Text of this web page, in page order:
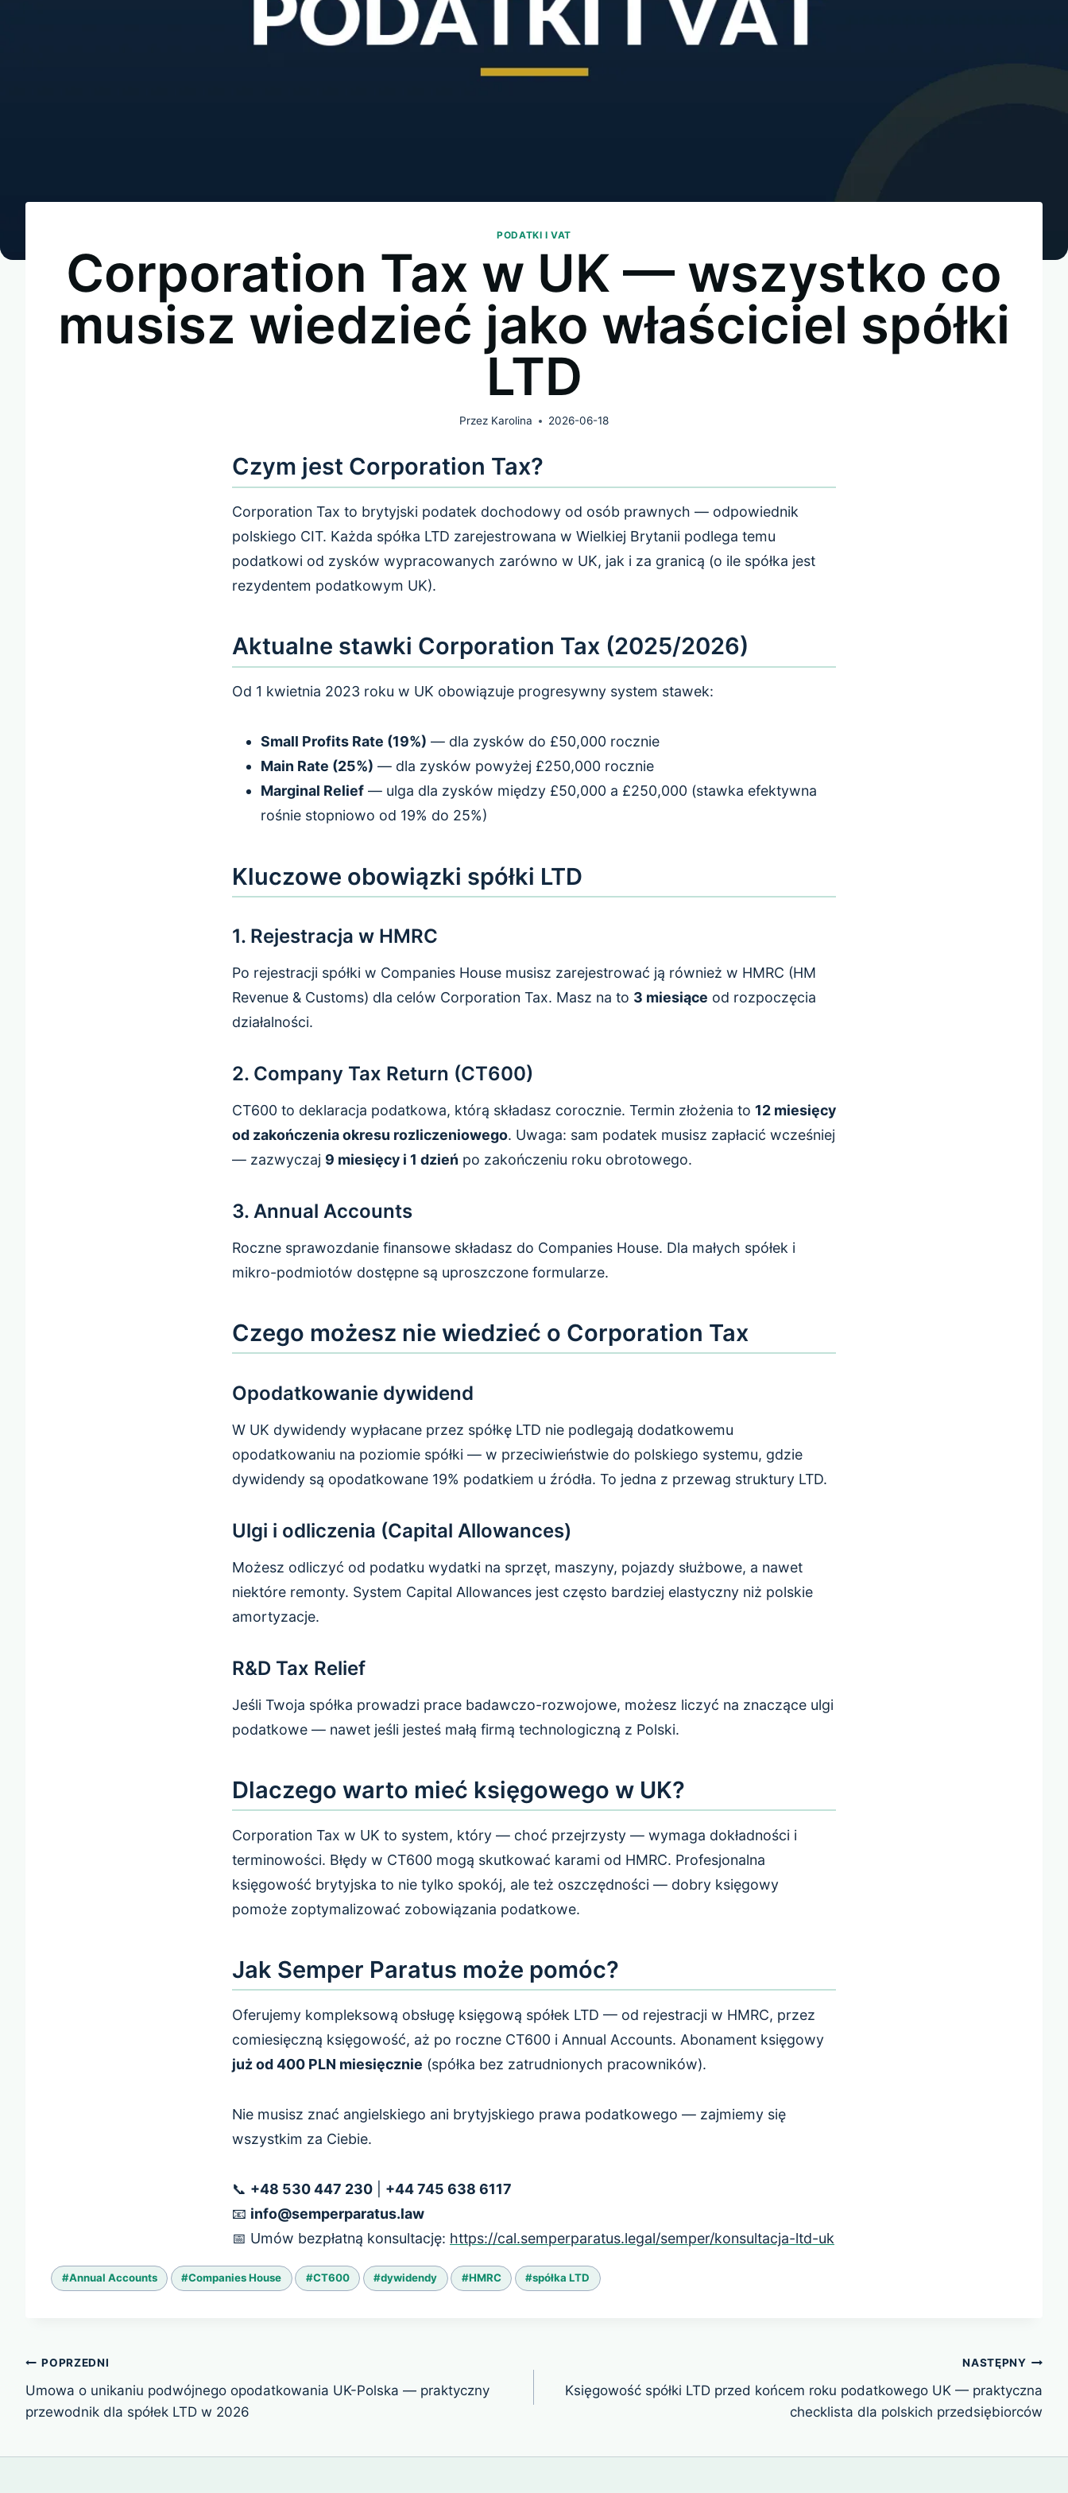
PODATKI I VAT
Corporation Tax w UK — wszystko co
musisz wiedzieć jako właściciel spółki
LTD
Przez Karolina 2026-06-18
Czym jest Corporation Tax?
Corporation Tax to brytyjski podatek dochodowy od osób prawnych — odpowiednik
polskiego CIT. Każda spółka LTD zarejestrowana w Wielkiej Brytanii podlega temu
podatkowi od zysków wypracowanych zarówno w UK, jak i za granicą (o ile spółka jest
rezydentem podatkowym UK).
Aktualne stawki Corporation Tax (2025/2026)
Od 1 kwietnia 2023 roku w UK obowiązuje progresywny system stawek:
Small Profits Rate (19%) — dla zysków do £50,000 rocznie
Main Rate (25%) — dla zysków powyżej £250,000 rocznie
Marginal Relief— ulga dla zysków między £50,000 a £250,000 (stawka efektywna
rośnie stopniowo od 19% do 25%)
Kluczowe obowiązki spółki LTD
1. Rejestracja w HMRC
Po rejestracji spółki w Companies House musisz zarejestrować ją również w HMRC (HM
Revenue & Customs) dla celów Corporation Tax. Masz na to 3 miesiące od rozpoczęcia
działalności.
2. Company Tax Return (CT600)
CT600 to deklaracja podatkowa, którą składasz corocznie. Termin złożenia to 12 miesięcy
od zakończenia okresu rozliczeniowego. Uwaga: sam podatek musisz zapłacić wcześniej
— zazwyczaj 9 miesięcy i 1 dzień po zakończeniu roku obrotowego.
3. Annual Accounts
Roczne sprawozdanie finansowe składasz do Companies House. Dla małych spółek i
mikro-podmiotów dostępne są uproszczone formularze.
Czego możesz nie wiedzieć o Corporation Tax
Opodatkowanie dywidend
W UK dywidendy wypłacane przez spółkę LTD nie podlegają dodatkowemu
opodatkowaniu na poziomie spółki — w przeciwieństwie do polskiego systemu, gdzie
dywidendy są opodatkowane 19% podatkiem u źródła. To jedna z przewag struktury LTD.
Ulgi i odliczenia (Capital Allowances)
Możesz odliczyć od podatku wydatki na sprzęt, maszyny, pojazdy służbowe, a nawet
niektóre remonty. System Capital Allowances jest często bardziej elastyczny niż polskie
amortyzacje.
R&D Tax Relief
Jeśli Twoja spółka prowadzi prace badawczo-rozwojowe, możesz liczyć na znaczące ulgi
podatkowe — nawet jeśli jesteś małą firmą technologiczną z Polski.
Dlaczego warto mieć księgowego w UK?
Corporation Tax w UK to system, który — choć przejrzysty — wymaga dokładności i
terminowości. Błędy w CT600 mogą skutkować karami od HMRC. Profesjonalna
księgowość brytyjska to nie tylko spokój, ale też oszczędności — dobry księgowy
pomoże zoptymalizować zobowiązania podatkowe.
Jak Semper Paratus może pomóc?
Oferujemy kompleksową obsługę księgową spółek LTD — od rejestracji w HMRC, przez
comiesięczną księgowość, aż po roczne CT600 i Annual Accounts. Abonament księgowy
już od 400 PLN miesięcznie (spółka bez zatrudnionych pracowników).
Nie musisz znać angielskiego ani brytyjskiego prawa podatkowego — zajmiemy się
wszystkim za Ciebie.
📞 +48 530 447 230
+44 745 638 6117
📧 info@semperparatus.law
📅 Umów bezpłatną konsultację: https://cal.semperparatus.legal/semper/konsultacja-ltd-uk
Tagi
wpisu:
#Annual Accounts #Companies House #CT600 #dywidendy #HMRC #spółka LTD
Nawigacja
wpisu
POPRZEDNI
Umowa o unikaniu podwójnego opodatkowania UK-Polska — praktyczny
przewodnik dla spółek LTD w 2026
NASTĘPNY
Księgowość spółki LTD przed końcem roku podatkowego UK — praktyczna
checklista dla polskich przedsiębiorców